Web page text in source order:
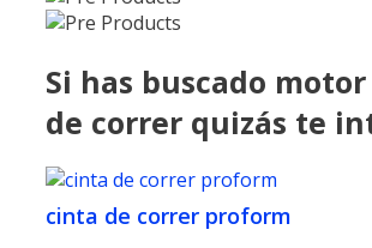
Si has buscado
de correr quizás te
cinta de correr proform